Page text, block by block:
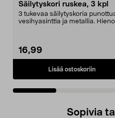
Säilytyskori ruskea, 3 kpl
3 tukevaa säilytyskoria
vesihyasinttia ja metallia. Hieno
16,99
Lisää ostoskoriin
Sopivia